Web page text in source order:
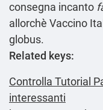
consegna incanto
allorchè Vaccino
globus.
Related keys:
Controlla Tutorial
interessanti